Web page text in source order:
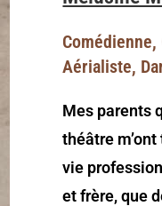
Aérialiste,
Mes parents
théâtre
vie
et frère, que